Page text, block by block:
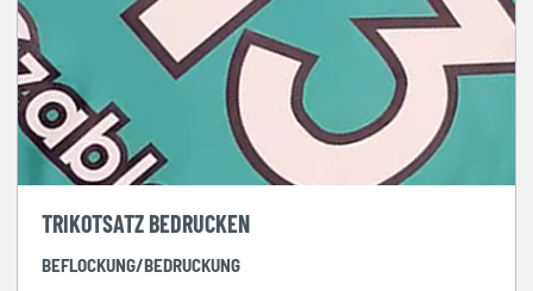
TRIKOTSATZ BEDRUCKEN
BEFLOCKUNG/BEDRUCKUNG